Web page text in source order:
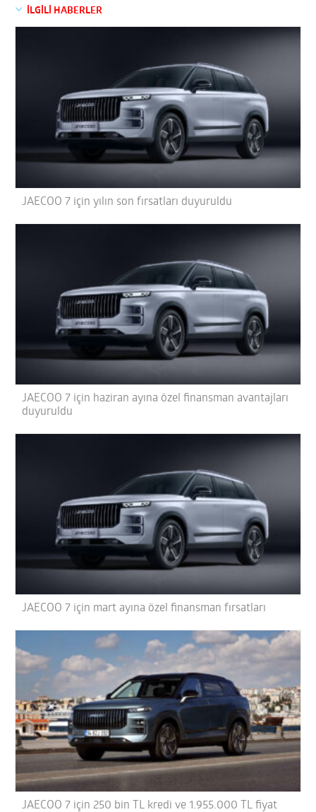
İLGİLİ HABERLER
JAECOO 7 için yılın son fırsatları duyuruldu
JAECOO 7 için haziran ayına özel finansman avantajları
duyuruldu
JAECOO 7 için mart ayına özel finansman fırsatları
JAECOO 7 için 250 bin TL kredi ve 1.955.000 TL fiyat